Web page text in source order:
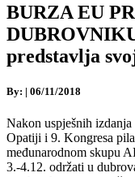
BURZA EU
predstavlja
By: | 06/11/2018
Nakon uspješnih
Opatiji i 9. Kongresa
međunarodnom skupu
3.-4.12. održati u